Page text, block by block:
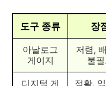
도구 종류 장
아날로그
게이지
저렴,
불
디지털 게
정확,